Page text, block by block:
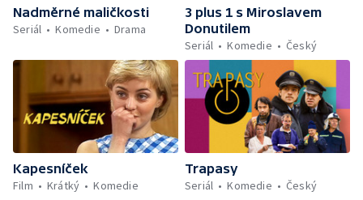
Nadměrné maličkosti
Seriál
Komedie Drama
3 plus 1 s Miroslavem
Donutilem
Seriál
Komedie Český
Kapesníček
Film
Krátký Komedie
Trapasy
Seriál
Komedie Český